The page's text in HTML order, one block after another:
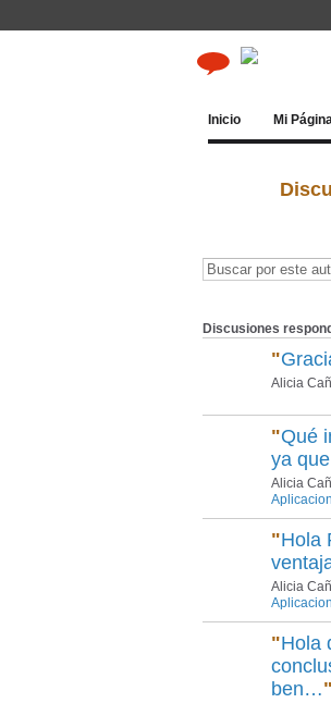
Inicio Mi
Discusiones
"
Alicia
"Qué
ya
Alicia
"Hola
Alicia
"Hola
ben…"